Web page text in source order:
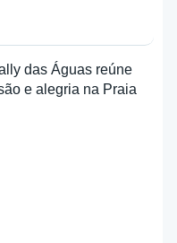
das Águas reúne
e alegria na Praia